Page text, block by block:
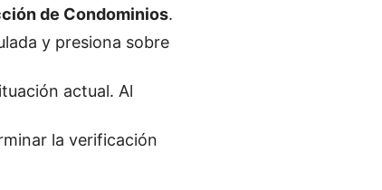
de Condominios.
y presiona sobre
actual. Al
la verificación